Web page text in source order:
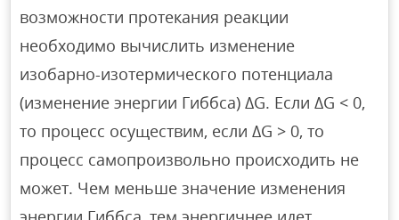
возможности протекания реакции
необходимо вычислить изменение
изобарно-изотермического потенциала
(изменение энергии Гиббса) ΔG. Если ΔG < 0,
то процесс осуществим, если ΔG > 0, то
процесс самопроизвольно происходить не
может. Чем меньше значение изменения